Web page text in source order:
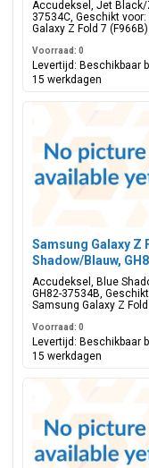
Accudeksel, Jet Black/
37534C, Geschikt
Galaxy Z Fold 7 (F966B)
Voorraad: 0
Levertijd: Beschikbaar
15 werkdagen
Samsung Galaxy Z
Shadow/Blauw,
Accudeksel, Blue
GH82-37534B,
Samsung Galaxy Z
Voorraad: 0
Levertijd: Beschikbaar
15 werkdagen